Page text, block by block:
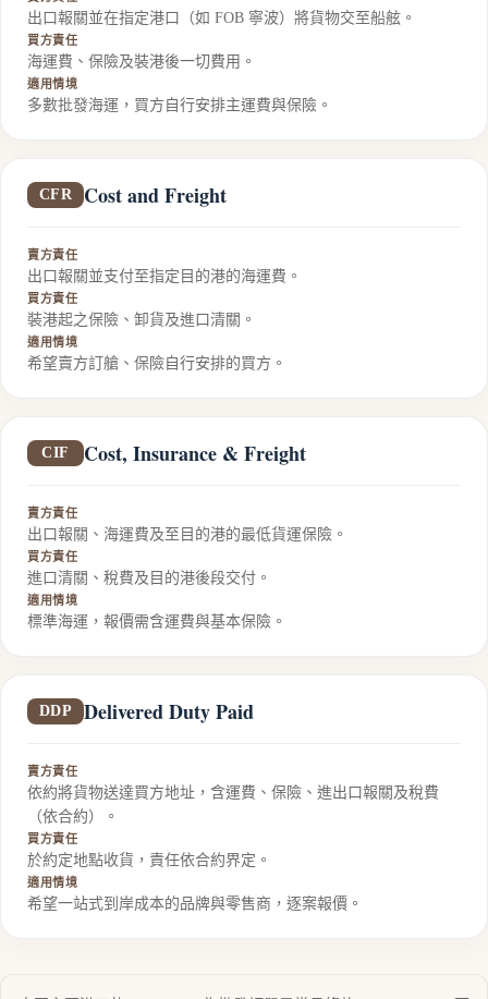
出口報關並在指定港口（如 FOB 寧波）將貨物交至船舷。
買方責任
海運費、保險及裝港後一切費用。
適用情境
多數批發海運，買方自行安排主運費與保險。
CFR Cost and Freight
賣方責任
出口報關並支付至指定目的港的海運費。
買方責任
裝港起之保險、卸貨及進口清關。
適用情境
希望賣方訂艙、保險自行安排的買方。
CIF Cost, Insurance & Freight
賣方責任
出口報關、海運費及至目的港的最低貨運保險。
買方責任
進口清關、稅費及目的港後段交付。
適用情境
標準海運，報價需含運費與基本保險。
DDP Delivered Duty Paid
賣方責任
依約將貨物送達買方地址，含運費、保險、進出口報關及稅費
（依合約）。
買方責任
於約定地點收貨，責任依合約界定。
適用情境
希望一站式到岸成本的品牌與零售商，逐案報價。